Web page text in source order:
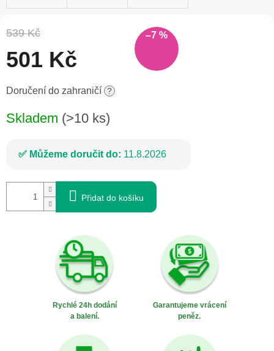
539 Kč –7 %
501 Kč
Měrná
Doručení do zahraničí ?
Skladem (>10 ks)
Můžeme doručit do: 11.8.2026
Přidat do košíku
Rychlé 24h dodání
a balení.
Garantujeme vrácení
peněz.